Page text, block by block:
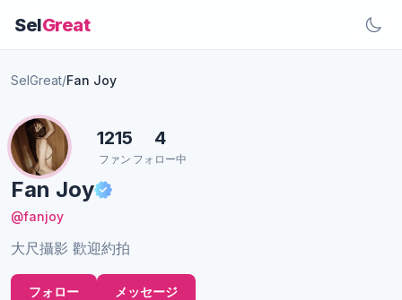
SelGreat
SelGreat/Fan Joy
Fan Joy
@fanjoy
大尺攝影 歡迎約拍
1215
ファン
4
フォロー中
フォロー メッセージ